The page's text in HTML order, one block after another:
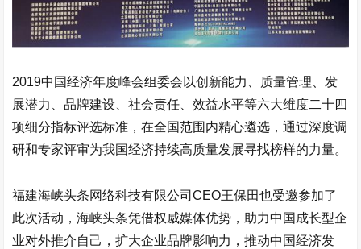
2019中国经济年度峰会组委会以创新能力、质量管理、发
展潜力、品牌建设、社会责任、效益水平等六大维度二十四
项细分指标评选标准，在全国范围内精心遴选，通过深度调
研和专家评审为我国经济持续高质量发展寻找榜样的力量。
福建海峡头条网络科技有限公司CEO王保田也受邀参加了
此次活动，海峡头条凭借权威媒体优势，助力中国成长型企
业对外推介自己，扩大企业品牌影响力，推动中国经济发